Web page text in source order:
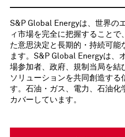
S&P Global Energyは、世界の
ィ市場を完全に把握することで
た意思決定と長期的・持続可能
ます。S&P Global Energyは、
場参加者、政府、規制当局を結
ソリューションを共同創造する
す。石油・ガス、電力、石油化
カバーしています。